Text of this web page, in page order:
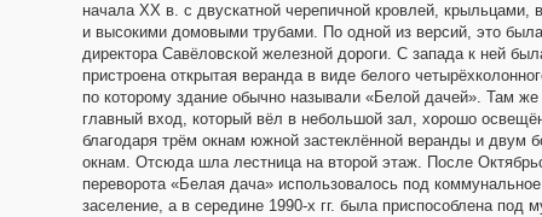
начала ХХ в. с двускатной черепичной кровлей, крыльцами,
и высокими домовыми трубами. По одной из версий, это
директора Савёловской железной дороги. С запада к ней
пристроена открытая веранда в виде белого
по которому здание обычно называли «Белой дачей». Там
главный вход, который вёл в небольшой зал, хорошо
благодаря трём окнам южной застеклённой веранды и двум
окнам. Отсюда шла лестница на второй этаж. После
переворота «Белая дача» использовалось под коммунальное
заселение, а в середине 1990-х гг. была приспособлена под